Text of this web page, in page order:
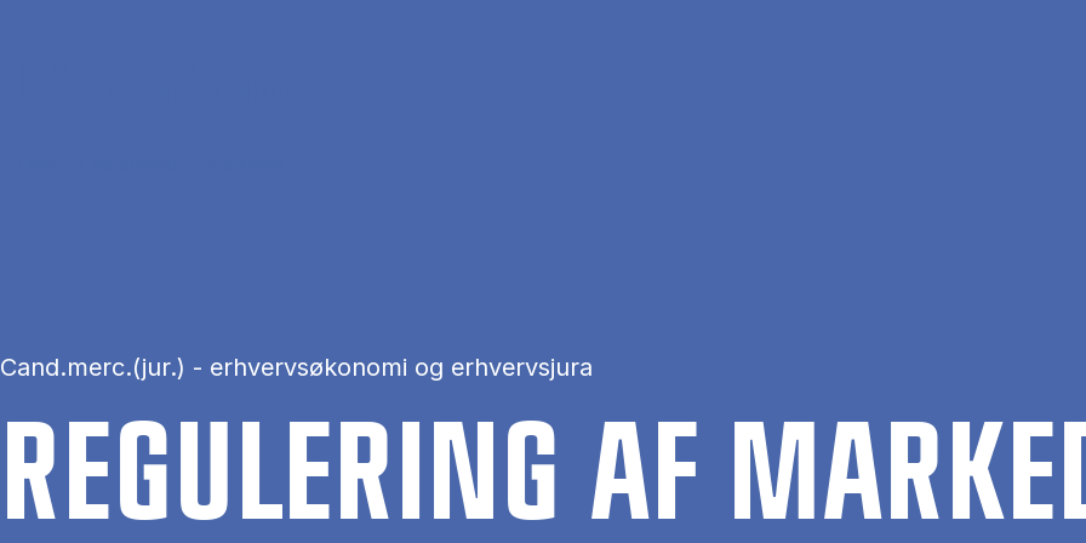
Cand.merc.(jur.) - erhvervsøkonomi og erhvervsjura
RE­GU­LE­RING AF